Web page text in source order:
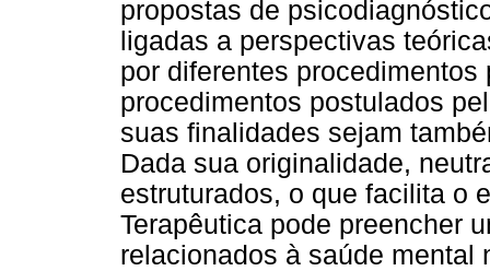
propostas de
ligadas a perspectivas
por diferentes
procedimentos postulados
suas finalidades sejam
Dada sua originalidade,
estruturados, o que facilita o
Terapêutica pode preencher
relacionados à saúde mental